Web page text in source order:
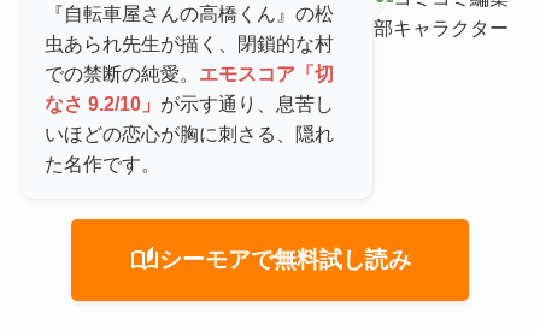
『自転車屋さんの高橋くん』の松
虫あられ先生が描く、閉鎖的な村
での禁断の純愛。 エモスコア「切
なさ 9.2/10」 が示す通り、息苦し
いほどの恋心が胸に刺さる、隠れ
た名作です。
auto_storiesシーモアで無料試し読み